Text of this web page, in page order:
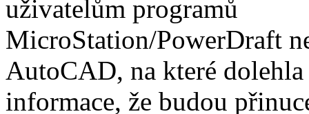
uživatelům programů
MicroStation/PowerDraft
AutoCAD, na které dolehla
informace, že budou